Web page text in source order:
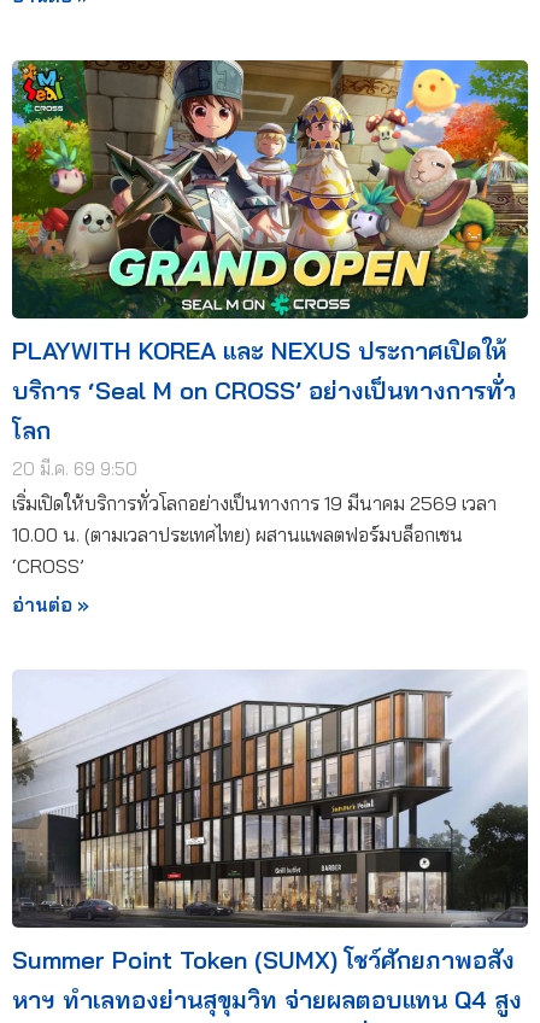
PLAYWITH KOREA และ NEXUS ประกาศเปิดให้
บริการ ‘Seal M on CROSS’ อย่างเป็นทางการทั่ว
โลก
20 มี.ค. 69 9:50
เริ่มเปิดให้บริการทั่วโลกอย่างเป็นทางการ 19 มีนาคม 2569 เวลา
10.00 น. (ตามเวลาประเทศไทย) ผสานแพลตฟอร์มบล็อกเชน
‘CROSS’
อ่านต่อ »
Summer Point Token (SUMX) โชว์ศักยภาพอสัง
หาฯ ทำเลทองย่านสุขุมวิท จ่ายผลตอบแทน Q4 สูง